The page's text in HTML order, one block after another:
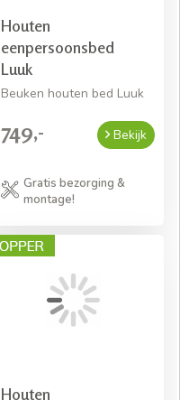
Houten
eenpersoonsbed
Luuk
Beuken houten bed Luuk
749,- Bekijk
Gratis bezorging &
montage!
Houten